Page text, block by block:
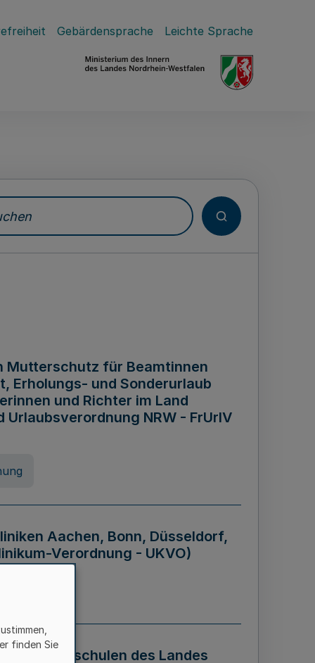
Gebärdensprache Leichte Sprache
Mutterschutz für Beamtinnen
Erholungs- und Sonderurlaub
und Richter im Land
NRW - FrUrlV
Aachen, Bonn, Düsseldorf,
Verordnung - UKVO)
der Hochschulen des Landes
finden Sie